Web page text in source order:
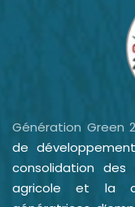
Génération Green
de
consolidation
agricole et la